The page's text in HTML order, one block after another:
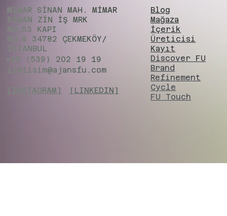
MİMAR SİNAN MAH. MİMAR
SİNAN ZIN İŞ MRK
NO:53 KAPI
NO:6 34782 ÇEKMEKÖY/
İSTANBUL
+90 (539) 202 19 19
iletisim@ajansfu.com
[INSTAGRAM] [LINKEDIN]
Blog
Mağaza
İçerik
Üreticisi
Kayıt
Discover FU
Brand
Refinement
Cycle
FU Touch